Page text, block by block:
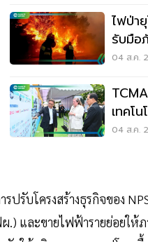
ไฟป่า
รับมือ
04 ส.ค.
เทคโ
ใช้จริ
04 ส.ค.
รปรับโครงสร้างธุรกิจของ
.) และขายไฟฟ้ารายย่อยใ